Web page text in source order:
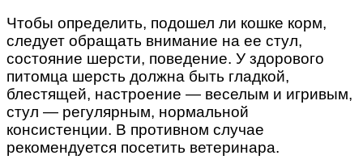
Чтобы определить, подошел ли кошке корм,
следует обращать внимание на ее стул,
состояние шерсти, поведение. У здорового
питомца шерсть должна быть гладкой,
блестящей, настроение — веселым и игривым,
стул — регулярным, нормальной
консистенции. В противном случае
рекомендуется посетить ветеринара.